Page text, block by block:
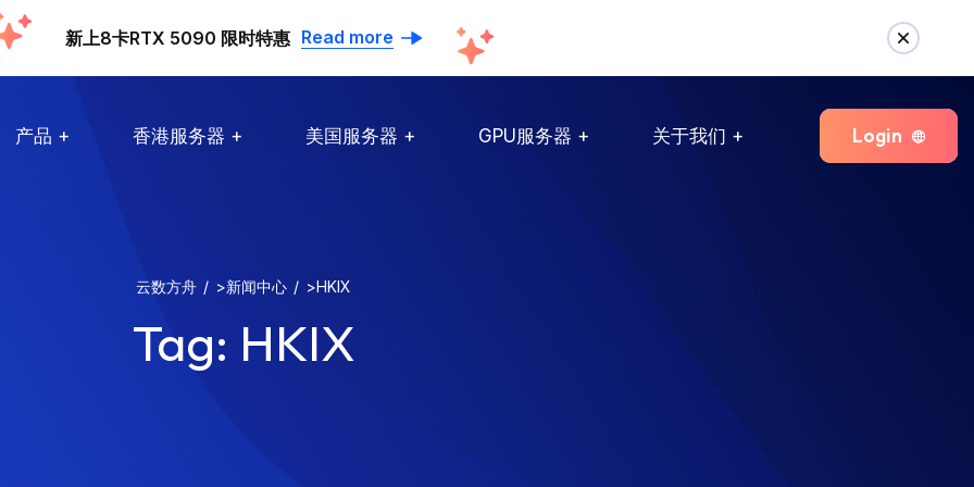
新上8卡RTX 5090 限时特惠 Read more
产品 香港服务器 美国服务器 GPU服务器 关于我们 Login
云数方舟 >新闻中心 >HKIX
Tag: HKIX